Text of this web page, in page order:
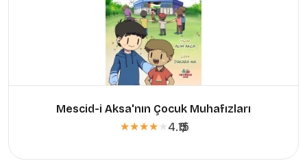
Mescid-i Aksa'nın Çocuk Muhafızları
★★★★★
★★★★★4.15
/
5